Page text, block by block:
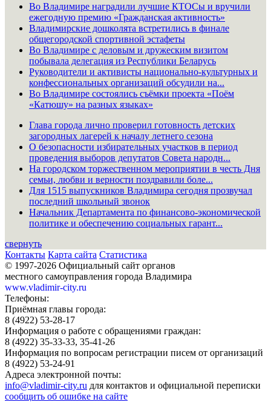
Во Владимире наградили лучшие КТОСы и вручили
ежегодную премию «Гражданская активность»
Владимирские дошколята встретились в финале
общегородской спортивной эстафеты
Во Владимире с деловым и дружеским визитом
побывала делегация из Республики Беларусь
Руководители и активисты национально-культурных и
конфессиональных организаций обсудили на...
Во Владимире состоялись съёмки проекта «Поём
«Катюшу» на разных языках»
Глава города лично проверил готовность детских
загородных лагерей к началу летнего сезона
О безопасности избирательных участков в период
проведения выборов депутатов Совета народн...
На городском торжественном мероприятии в честь Дня
семьи, любви и верности поздравили боле...
Для 1515 выпускников Владимира сегодня прозвучал
последний школьный звонок
Начальник Департамента по финансово-экономической
политике и обеспечению социальных гарант...
свернуть
Контакты Карта сайта Статистика
© 1997-2026 Официальный сайт органов
местного самоуправления города Владимира
www.vladimir-city.ru
Телефоны:
Приёмная главы города:
8 (4922) 53-28-17
Информация о работе с обращениями граждан:
8 (4922) 35-33-33, 35-41-26
Информация по вопросам регистрации писем от организаций
8 (4922) 53-24-91
Адреса электронной почты:
info@vladimir-city.ru для контактов и официальной переписки
сообщить об ошибке на сайте